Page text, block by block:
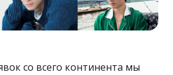
со всего континента мы